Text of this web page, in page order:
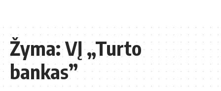
Žyma:VĮ „Turto
bankas”